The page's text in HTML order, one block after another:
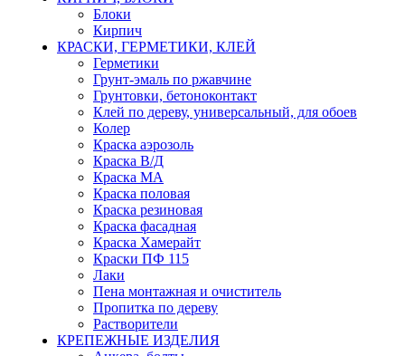
Блоки
Кирпич
КРАСКИ, ГЕРМЕТИКИ, КЛЕЙ
Герметики
Грунт-эмаль по ржавчине
Грунтовки, бетоноконтакт
Клей по дереву, универсальный, для обоев
Колер
Краска аэрозоль
Краска В/Д
Краска МА
Краска половая
Краска резиновая
Краска фасадная
Краска Хамерайт
Краски ПФ 115
Лаки
Пена монтажная и очиститель
Пропитка по дереву
Растворители
КРЕПЕЖНЫЕ ИЗДЕЛИЯ